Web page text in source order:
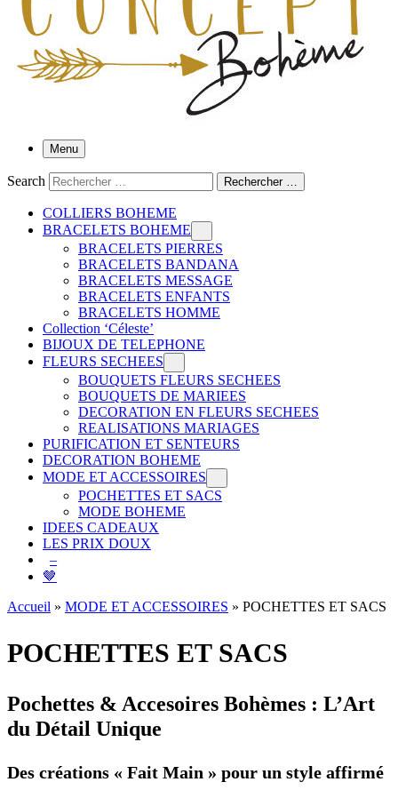
Menu
Search Rechercher …
COLLIERS BOHEME
BRACELETS BOHEME
BRACELETS PIERRES
BRACELETS BANDANA
BRACELETS MESSAGE
BRACELETS ENFANTS
BRACELETS HOMME
Collection ‘Céleste’
BIJOUX DE TELEPHONE
FLEURS SECHEES
BOUQUETS FLEURS SECHEES
BOUQUETS DE MARIEES
DECORATION EN FLEURS SECHEES
REALISATIONS MARIAGES
PURIFICATION ET SENTEURS
DECORATION BOHEME
MODE ET ACCESSOIRES
POCHETTES ET SACS
MODE BOHEME
IDEES CADEAUX
LES PRIX DOUX
–
🤎
Accueil » MODE ET ACCESSOIRES » POCHETTES ET SACS
POCHETTES ET SACS
Pochettes & Accesoires Bohèmes : L’Art
du Détail Unique
Des créations « Fait Main » pour un style affirmé